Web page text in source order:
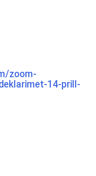
zoom-
14-prill-